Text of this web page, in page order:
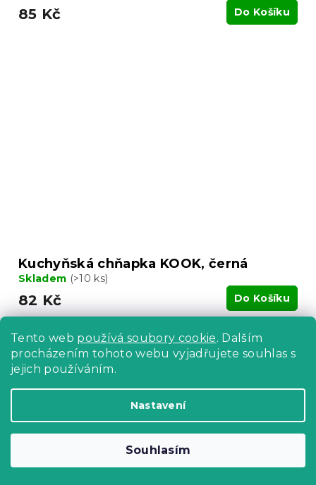
Tento web používá soubory cookie. Dalším
procházením tohoto webu vyjadřujete souhlas s
jejich používáním.
Nastavení
Souhlasím
85 Kč Do Košíku
Kuchyňská chňapka KOOK, černá
Skladem (>10 ks)
82 Kč Do Košíku